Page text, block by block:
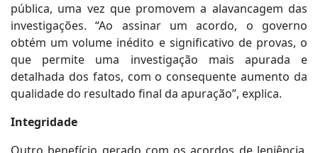
pública, uma vez que promovem a alavancagem das
investigações. “Ao assinar um acordo, o governo
obtém um volume inédito e significativo de provas, o
que permite uma investigação mais apurada e
detalhada dos fatos, com o consequente aumento da
qualidade do resultado final da apuração”, explica.
Integridade